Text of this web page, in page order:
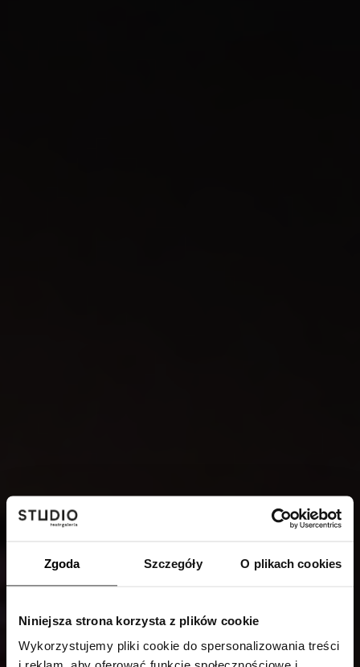
Zgoda Szczegóły O plikach cookies
Niniejsza strona korzysta z plików cookie
Wykorzystujemy pliki cookie do spersonalizowania treści